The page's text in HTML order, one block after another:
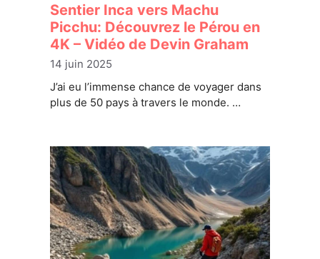
Sentier Inca vers Machu
Picchu: Découvrez le Pérou en
4K – Vidéo de Devin Graham
14 juin 2025
J’ai eu l’immense chance de voyager dans
plus de 50 pays à travers le monde. …